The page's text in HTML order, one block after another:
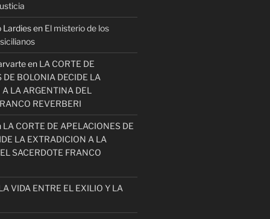
Lardiesen El misterio de los
en LA CORTE DE
DE BOLONIA DECIDE LA
LA ARGENTINA DEL
REVERBERI
LA CORTE DE APELACIONES DE
LA EXTRADICION A LA
SACERDOTE FRANCO
VIDA ENTRE EL EXILIO Y LA